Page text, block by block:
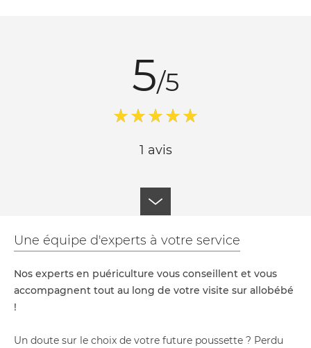
5/5
1 avis
Une équipe d'experts à votre service
Nos experts en puériculture vous conseillent et vous
accompagnent tout au long de votre visite sur allobébé
!
Un doute sur le choix de votre future poussette ? Perdu